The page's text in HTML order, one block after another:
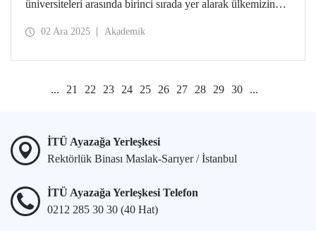
üniversiteleri arasında birinci sırada yer alarak ülkemizin
sıralamada 60’ıncı sırada yer alan üniversitemiz
02 Ara 2025 Akademik
... 21 22 23 24 25 26 27 28 29 30 ...
İTÜ Ayazağa Yerleşkesi
Rektörlük Binası Maslak-Sarıyer / İstanbul
İTÜ Ayazağa Yerleşkesi Telefon
0212 285 30 30 (40 Hat)